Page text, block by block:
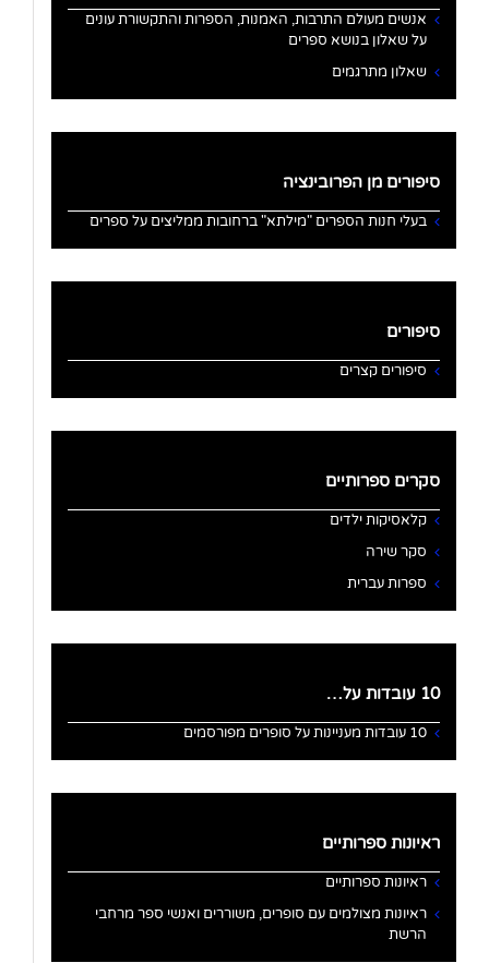
אנשים מעולם התרבות, האמנות, הספרות והתקשורת עונים
על שאלון בנושא ספרים
שאלון מתרגמים
סיפורים מן הפרובינציה
בעלי חנות הספרים "מילתא" ברחובות ממליצים על ספרים
סיפורים
סיפורים קצרים
סקרים ספרותיים
קלאסיקות ילדים
סקר שירה
ספרות עברית
10 עובדות על…
10 עובדות מעניינות על סופרים מפורסמים
ראיונות ספרותיים
ראיונות ספרותיים
ראיונות מצולמים עם סופרים, משוררים ואנשי ספר מרחבי
הרשת